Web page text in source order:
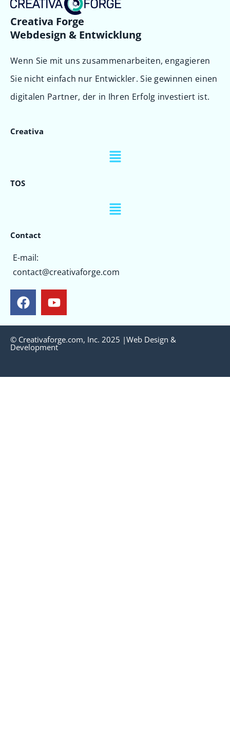
Creativa Forge
Webdesign & Entwicklung
Wenn Sie mit uns zusammenarbeiten, engagieren
Sie nicht einfach nur Entwickler. Sie gewinnen einen
digitalen Partner, der in Ihren Erfolg investiert ist.
Creativa
TOS
Contact
E-mail:
contact@creativaforge.com
© Creativaforge.com, Inc. 2025 |Web Design &
Development